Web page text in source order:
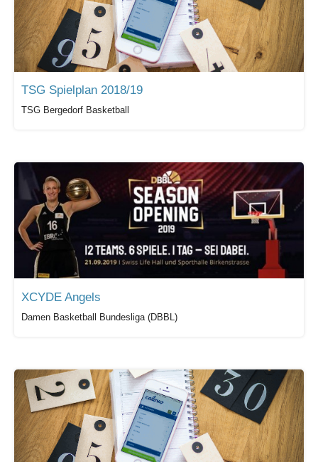
TSG Spielplan 2018/19
TSG Bergedorf Basketball
XCYDE Angels
Damen Basketball Bundesliga (DBBL)